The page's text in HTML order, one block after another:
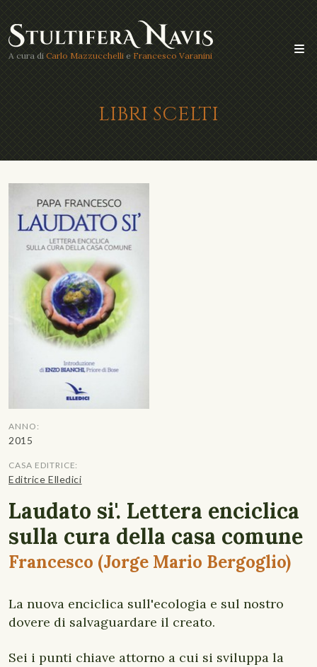
A cura di Carlo Mazzucchelli e Francesco Varanini
LIBRI SCELTI
ANNO:
2015
CASA EDITRICE:
Editrice Elledici
Laudato si'. Lettera enciclica
sulla cura della casa comune
Francesco (Jorge Mario Bergoglio)
La nuova enciclica sull'ecologia e sul nostro
dovere di salvaguardare il creato.
Sei i punti chiave attorno a cui si sviluppa la